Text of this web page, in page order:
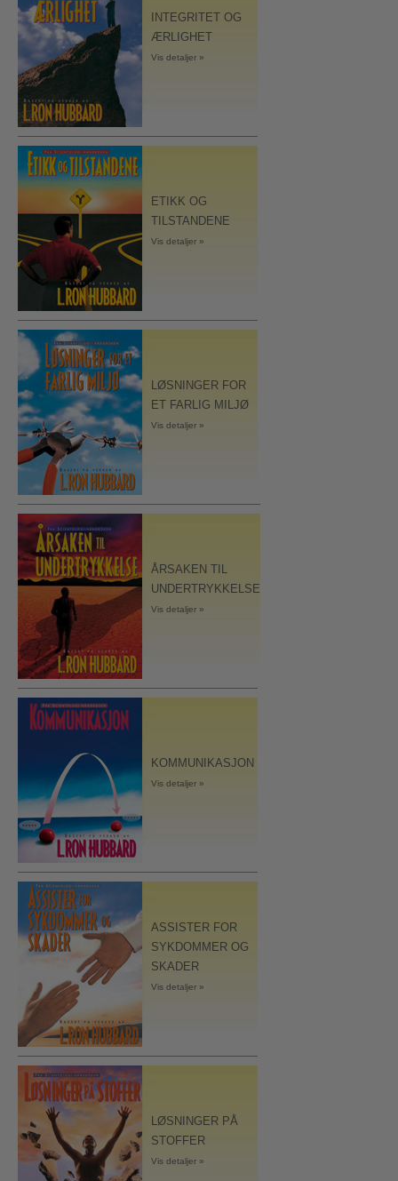
INTEGRITET OG
ÆRLIGHET
Vis detaljer »
ETIKK OG
TILSTANDENE
Vis detaljer »
LØSNINGER FOR
ET FARLIG MILJØ
Vis detaljer »
ÅRSAKEN TIL
UNDERTRYKKELSE
Vis detaljer »
KOMMUNIKASJON
Vis detaljer »
ASSISTER FOR
SYKDOMMER OG
SKADER
Vis detaljer »
LØSNINGER PÅ
STOFFER
Vis detaljer »